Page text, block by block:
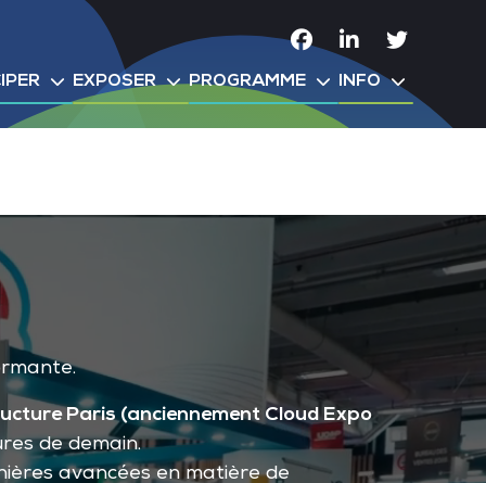
FacebookLinkedin
EXPOSER PROGRAMME INFO
Paris (anciennement Cloud Expo
de demain.
avancées en matière de